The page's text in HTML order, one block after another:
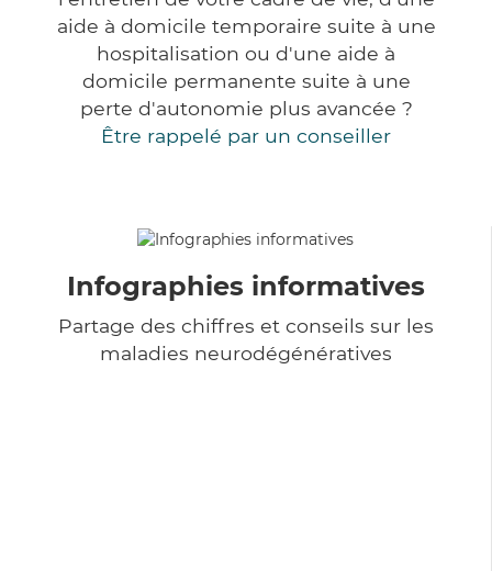
aide à domicile temporaire suite à une
hospitalisation ou d'une aide à
domicile permanente suite à une
perte d'autonomie plus avancée ?
Être rappelé par un conseiller
Infographies informatives
Partage des chiffres et conseils sur les
maladies neurodégénératives